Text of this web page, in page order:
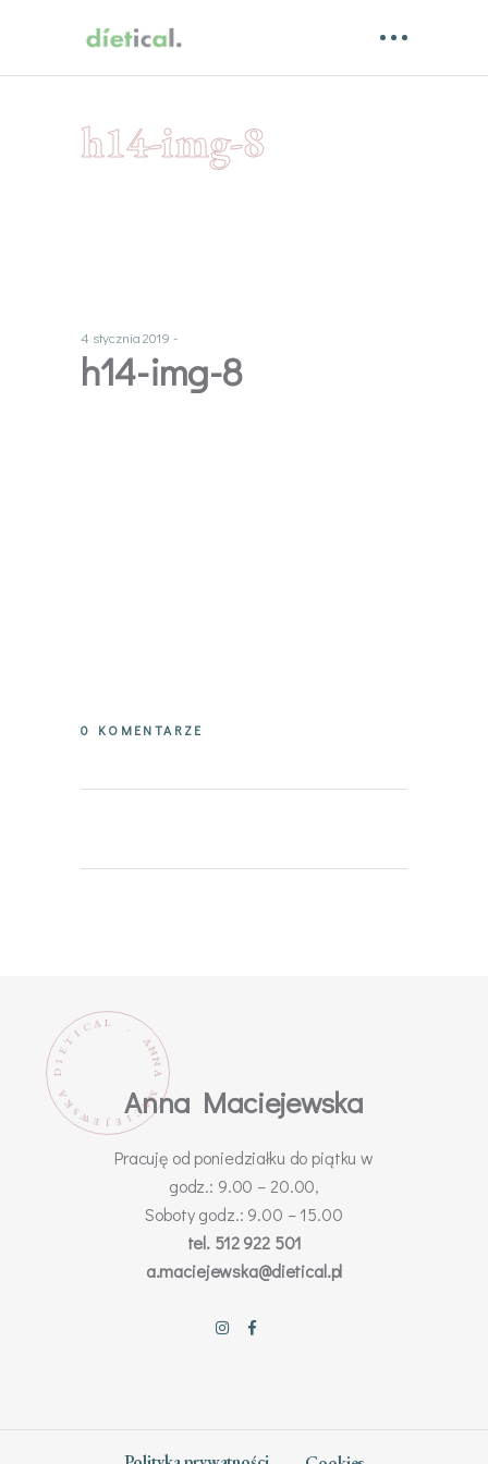
h14-img-8
4 stycznia 2019
h14-img-8
0 KOMENTARZE
D
I
E
T
I C A L
A
N
N
A
M
A
C
I
E
J
E
W
S
K
A Anna Maciejewska
Pracuję od poniedziałku do piątku w
godz.: 9.00 – 20.00,
Soboty godz.: 9.00 – 15.00
tel. 512 922 501
a.maciejewska@dietical.pl